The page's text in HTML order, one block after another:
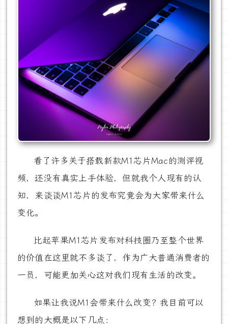
看了许多关于搭载新款M1芯片Mac的测评视
频，还没有真实上手体验，但就我个人现有的认
知，来谈谈M1芯片的发布究竟会为大家带来什么
变化。
比起苹果M1芯片发布对科技圈乃至整个世界
的价值在这里就不多谈了，作为广大普通消费者的
一员，可能更加关心这对我们现有生活的改变。
如果让我说M1会带来什么改变？我目前可以
想到的大概是以下几点：